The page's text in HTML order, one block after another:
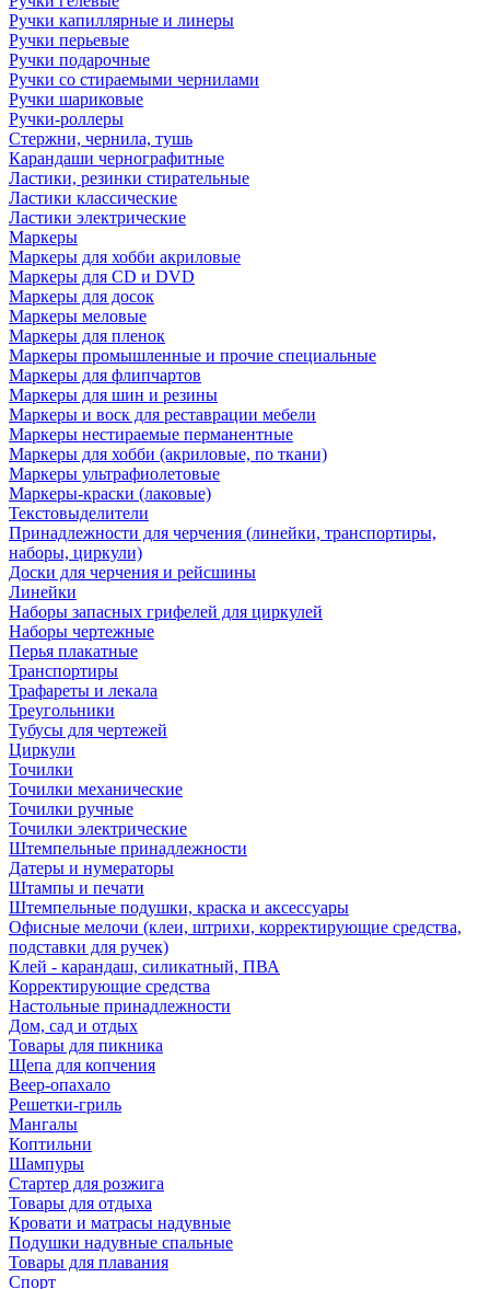
Ручки капиллярные и линеры
Ручки перьевые
Ручки подарочные
Ручки со стираемыми чернилами
Ручки шариковые
Ручки-роллеры
Стержни, чернила, тушь
Карандаши чернографитные
Ластики, резинки стирательные
Ластики классические
Ластики электрические
Маркеры
Маркеры для хобби акриловые
Маркеры для CD и DVD
Маркеры для досок
Маркеры меловые
Маркеры для пленок
Маркеры промышленные и прочие специальные
Маркеры для флипчартов
Маркеры для шин и резины
Маркеры и воск для реставрации мебели
Маркеры нестираемые перманентные
Маркеры для хобби (акриловые, по ткани)
Маркеры ультрафиолетовые
Маркеры-краски (лаковые)
Текстовыделители
Принадлежности для черчения (линейки, транспортиры,
наборы, циркули)
Доски для черчения и рейсшины
Линейки
Наборы запасных грифелей для циркулей
Наборы чертежные
Перья плакатные
Транспортиры
Трафареты и лекала
Треугольники
Тубусы для чертежей
Циркули
Точилки
Точилки механические
Точилки ручные
Точилки электрические
Штемпельные принадлежности
Датеры и нумераторы
Штампы и печати
Штемпельные подушки, краска и аксессуары
Офисные мелочи (клеи, штрихи, корректирующие средства,
подставки для ручек)
Клей - карандаш, силикатный, ПВА
Корректирующие средства
Настольные принадлежности
Дом, сад и отдых
Товары для пикника
Щепа для копчения
Веер-опахало
Решетки-гриль
Мангалы
Коптильни
Шампуры
Стартер для розжига
Товары для отдыха
Кровати и матрасы надувные
Подушки надувные спальные
Товары для плавания
Спорт